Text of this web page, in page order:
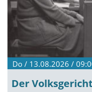
Do / 13.08.2026 /
Der